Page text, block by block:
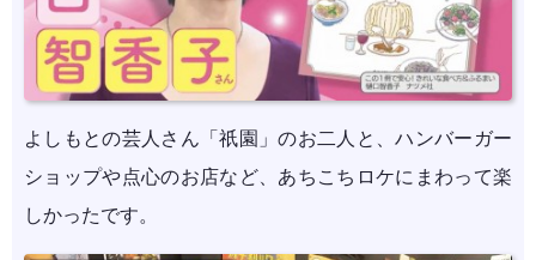
よしもとの芸人さん「祇園」のお二人と、ハンバーガー
ショップや点心のお店など、あちこちロケにまわって楽
しかったです。